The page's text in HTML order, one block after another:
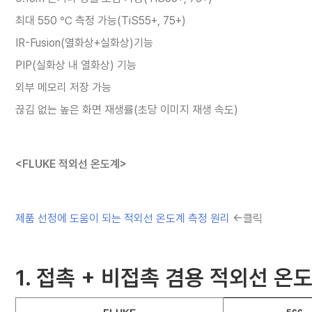
최대 550 ℃ 측정 가능(TiS55+, 75+)
IR-Fusion(열화상+실화상)기능
PIP(실화상 내 열화상) 기능
외부 메모리 저장 가능
끊김 없는 높은 화면 재생률(초당 이미지 재생 속도)
<FLUKE 적외선 온도계>
제품 선정에 도움이 되는 적외선 온도계 측정 원리 <-클릭
1. 접촉 + 비접촉 겸용 적외선 온